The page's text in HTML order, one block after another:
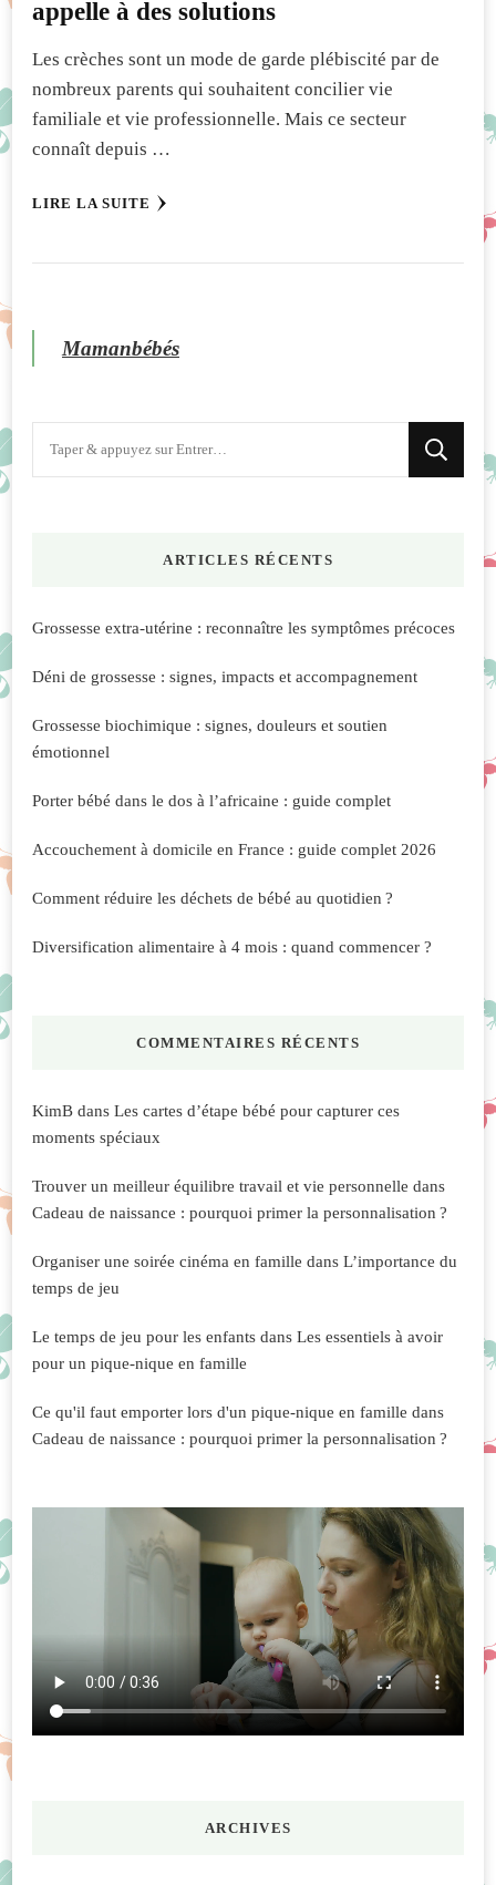
appelle à des solutions
Les crèches sont un mode de garde plébiscité par de
nombreux parents qui souhaitent concilier vie
familiale et vie professionnelle. Mais ce secteur
connaît depuis …
LIRE LA SUITE
Mamanbébés
ARTICLES RÉCENTS
Grossesse extra-utérine : reconnaître les symptômes précoces
Déni de grossesse : signes, impacts et accompagnement
Grossesse biochimique : signes, douleurs et soutien
émotionnel
Porter bébé dans le dos à l’africaine : guide complet
Accouchement à domicile en France : guide complet 2026
Comment réduire les déchets de bébé au quotidien ?
Diversification alimentaire à 4 mois : quand commencer ?
COMMENTAIRES RÉCENTS
KimB dans Les cartes d’étape bébé pour capturer ces
moments spéciaux
Trouver un meilleur équilibre travail et vie personnelle dans
Cadeau de naissance : pourquoi primer la personnalisation ?
Organiser une soirée cinéma en famille dans L’importance du
temps de jeu
Le temps de jeu pour les enfants dans Les essentiels à avoir
pour un pique-nique en famille
Ce qu'il faut emporter lors d'un pique-nique en famille dans
Cadeau de naissance : pourquoi primer la personnalisation ?
ARCHIVES